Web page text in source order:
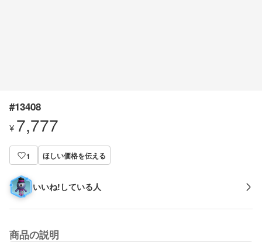
#13408
¥ 7,777
1 ほしい価格を伝える
いいね!している人
商品の説明